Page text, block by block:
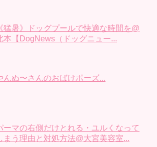
《猛暑》ドッグプールで快適な時間を@
本【DogNews（ドッグニュー...
んぬ〜さんのおばけポーズ...
ーマの右側だけとれる・ユルくなって
まう理由と対処方法@大宮美容室...